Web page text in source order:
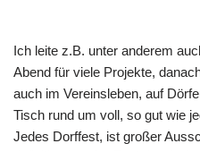
Ich leite z.B. unter anderem
Abend für viele Projekte,
auch im Vereinsleben, auf
Tisch rund um voll, so gut wie
Jedes Dorffest, ist großer